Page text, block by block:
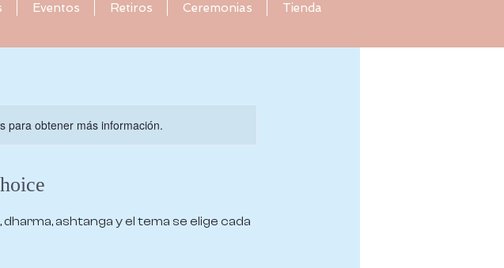
Eventos Retiros Ceremonias Tienda
para obtener más información.
ashtanga y el tema se elige cada